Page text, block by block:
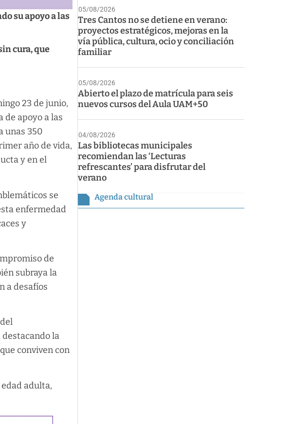
su apoyo a las
cura, que
23 de junio,
apoyo a las
unas 350
año de vida,
y en el
se
enfermedad
y
de
subraya la
a desafíos
la
conviven con
adulta,
05/08/2026
Tres Cantos no se detiene en verano:
proyectos estratégicos, mejoras en la
vía pública, cultura, ocio y conciliación
familiar
05/08/2026
Abierto el plazo de matrícula para seis
nuevos cursos del Aula UAM+50
04/08/2026
Las bibliotecas municipales
recomiendan las ‘Lecturas
refrescantes’ para disfrutar del
verano
Agenda cultural